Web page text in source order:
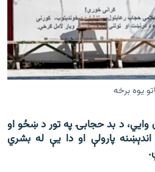
پاڼې
یوه برخه
وايي، د بد حجابۍ په تور د ښځو او
پارولې او دا یې له بشري